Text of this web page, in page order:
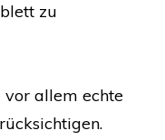
zu
allem echte